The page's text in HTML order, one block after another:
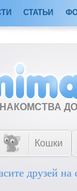
СТАТЬИ
Кошки
друзей на